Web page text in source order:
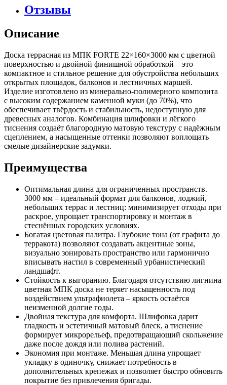
Отзывы
Описание
Доска террасная из МПК FORTE 22×160×3000 мм с цветной
поверхностью и двойной финишной обработкой – это
компактное и стильное решение для обустройства небольших
открытых площадок, балконов и лестничных маршей.
Изделие изготовлено из минерально-полимерного композита
с высоким содержанием каменной муки (до 70%), что
обеспечивает твёрдость и стабильность, недоступную для
древесных аналогов. Комбинация шлифовки и лёгкого
тиснения создаёт благородную матовую текстуру с надёжным
сцеплением, а насыщенные оттенки позволяют воплощать
смелые дизайнерские задумки.
Преимущества
Оптимальная длина для ограниченных пространств.
3000 мм – идеальный формат для балконов, лоджий,
небольших террас и лестниц: минимизирует отходы при
раскрое, упрощает транспортировку и монтаж в
стеснённых городских условиях.
Богатая цветовая палитра. Глубокие тона (от графита до
терракота) позволяют создавать акцентные зоны,
визуально зонировать пространство или гармонично
вписывать настил в современный урбанистический
ландшафт.
Стойкость к выгоранию. Благодаря отсутствию лигнина
цветная МПК доска не теряет насыщенность под
воздействием ультрафиолета – яркость остаётся
неизменной долгие годы.
Двойная текстура для комфорта. Шлифовка дарит
гладкость и эстетичный матовый блеск, а тиснение
формирует микрорельеф, предотвращающий скольжение
даже после дождя или полива растений.
Экономия при монтаже. Меньшая длина упрощает
укладку в одиночку, снижает потребность в
дополнительных крепежах и позволяет быстро обновить
покрытие без привлечения бригады.